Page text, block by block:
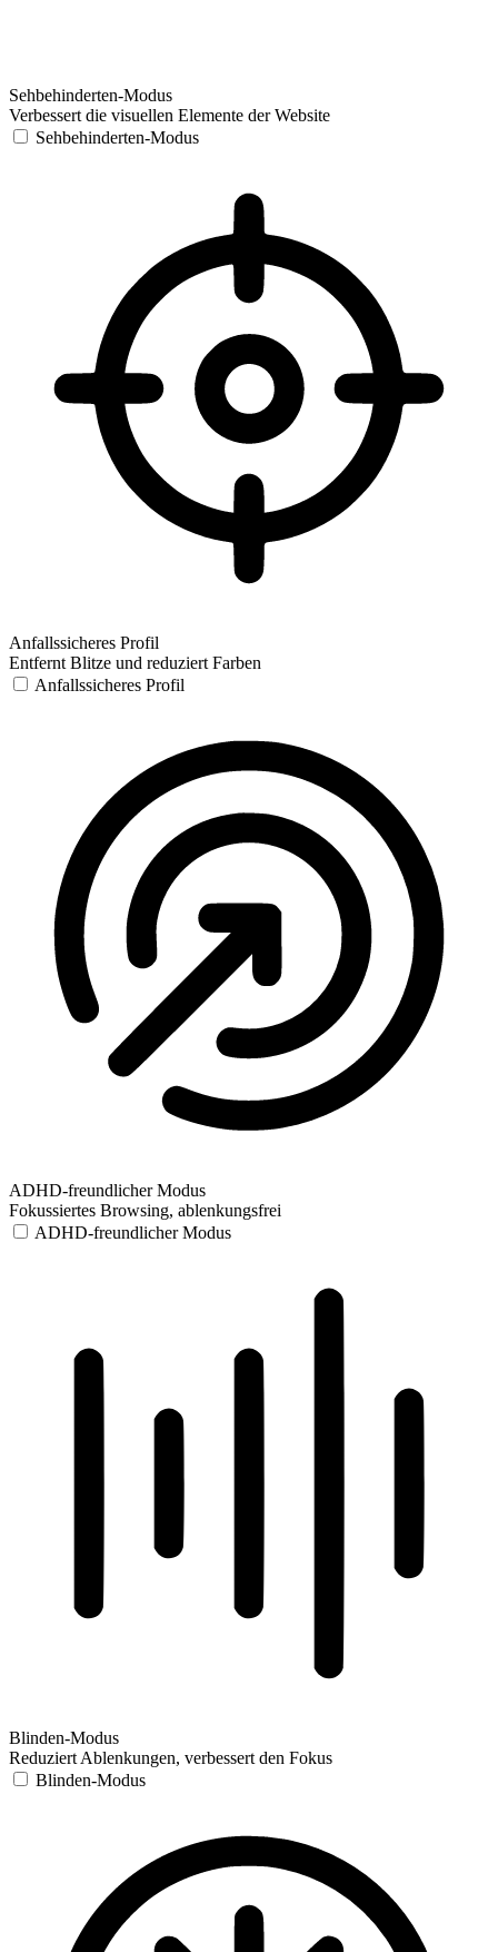
Sehbehinderten-Modus
Verbessert die visuellen Elemente der Website
Sehbehinderten-Modus
Anfallssicheres Profil
Entfernt Blitze und reduziert Farben
Anfallssicheres Profil
ADHD-freundlicher Modus
Fokussiertes Browsing, ablenkungsfrei
ADHD-freundlicher Modus
Blinden-Modus
Reduziert Ablenkungen, verbessert den Fokus
Blinden-Modus